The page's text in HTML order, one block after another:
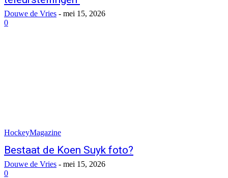
Douwe de Vries - mei 15, 2026
0
HockeyMagazine
Bestaat de Koen Suyk foto?
Douwe de Vries - mei 15, 2026
0